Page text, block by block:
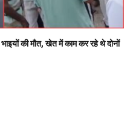
भाइयों की मौत, खेत में काम कर रहे थे दोनों